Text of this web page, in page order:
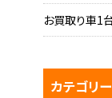
お買取り車1
カテゴリー